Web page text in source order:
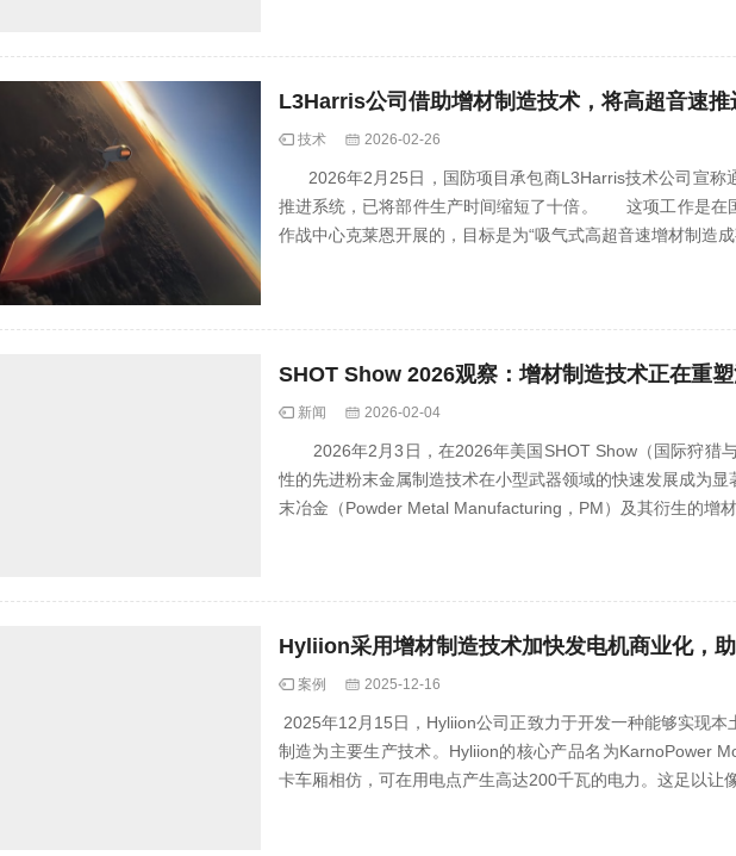
L3Harris公司借助增材制造技术，将高超音速
技术 2026-02-26
2026年2月25日，国防项目承包商L3Harris技术公司宣称
推进系统，已将部件生产时间缩短了十倍。 这项工作是在
作战中心克莱恩开展的，目标是为“吸气式高超音速增材制造
SHOT Show 2026观察：增材制造技术正在重
新闻 2026-02-04
2026年2月3日，在2026年美国SHOT Show（国际狩猎
性的先进粉末金属制造技术在小型武器领域的快速发展成为
末冶金（Powder Metal Manufacturing，PM）及其衍生的
Hyliion采用增材制造技术加快发电机商业化，
案例 2025-12-16
2025年12月15日，Hyliion公司正致力于开发一种能够实现
制造为主要生产技术。Hyliion的核心产品名为KarnoPower
卡车厢相仿，可在用电点产生高达200千瓦的电力。这足以让